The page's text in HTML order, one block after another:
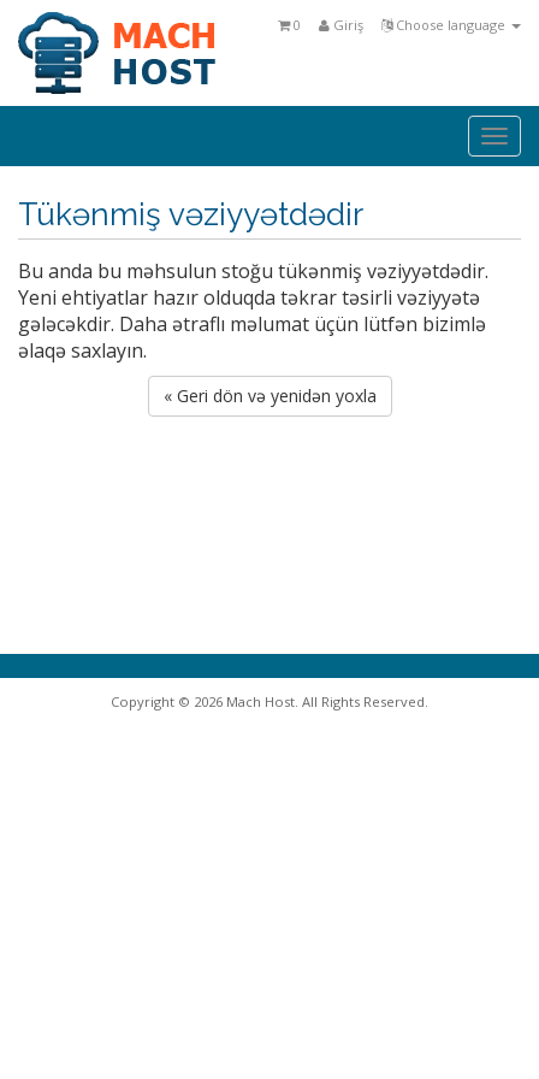
Choose language
Giriş
0
Tükənmiş vəziyyətdədir
Bu anda bu məhsulun stoğu tükənmiş vəziyyətdədir.
Yeni ehtiyatlar hazır olduqda təkrar təsirli vəziyyətə
gələcəkdir. Daha ətraflı məlumat üçün lütfən bizimlə
əlaqə saxlayın.
« Geri dön və yenidən yoxla
Copyright © 2026 Mach Host. All Rights Reserved.